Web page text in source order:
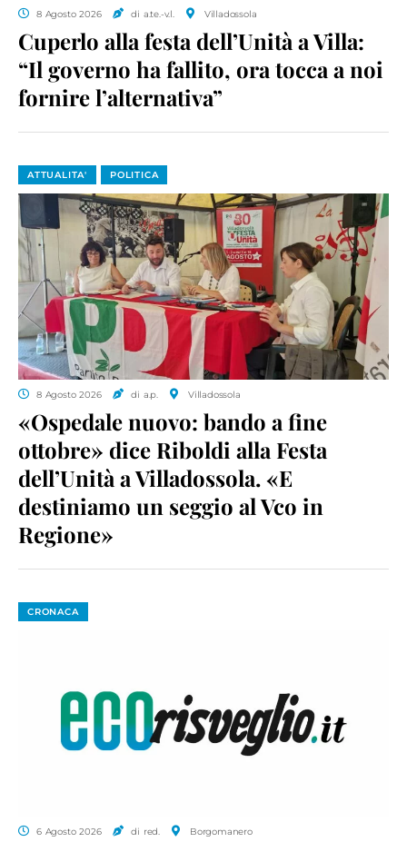
8 Agosto 2026 di a.te.-v.l. Villadossola
Cuperlo alla festa dell’Unità a Villa:
“Il governo ha fallito, ora tocca a noi
fornire l’alternativa”
ATTUALITA' POLITICA
8 Agosto 2026 di a.p. Villadossola
«Ospedale nuovo: bando a fine
ottobre» dice Riboldi alla Festa
dell’Unità a Villadossola. «E
destiniamo un seggio al Vco in
Regione»
CRONACA
6 Agosto 2026 di red. Borgomanero